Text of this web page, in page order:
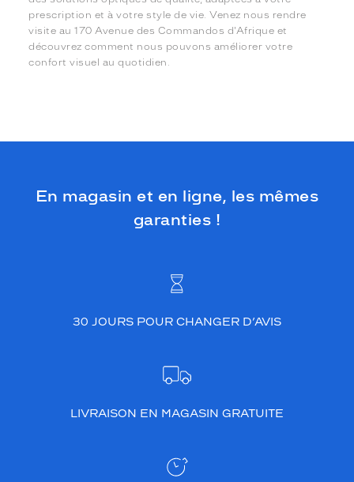
prescription et à votre style de vie. Venez nous rendre
visite au 170 Avenue des Commandos d'Afrique et
découvrez comment nous pouvons améliorer votre
confort visuel au quotidien.
En magasin et en ligne, les mêmes
garanties !
30 JOURS POUR CHANGER D’AVIS
LIVRAISON EN MAGASIN GRATUITE